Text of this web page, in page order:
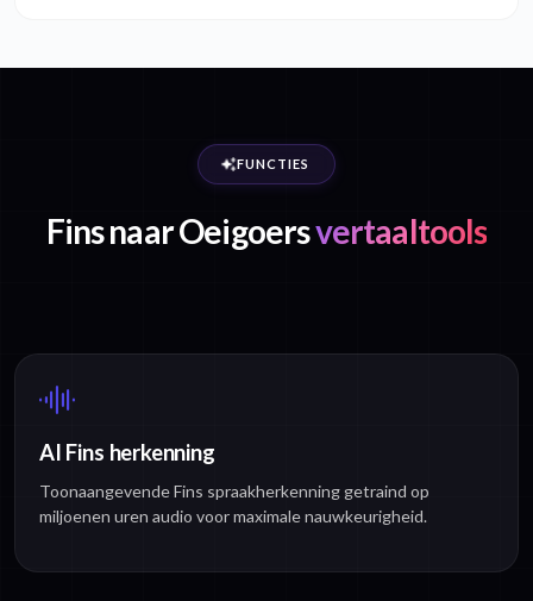
FUNCTIES
Fins naar Oeigoersvertaaltools
AI Fins herkenning
Toonaangevende Fins spraakherkenning getraind op
miljoenen uren audio voor maximale nauwkeurigheid.